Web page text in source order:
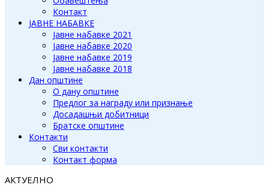
Контакт
ЈАВНЕ НАБАВКЕ
Јавне набавке 2021
Јавне набавке 2020
Јавне набавке 2019
Јавне набавке 2018
Дан општине
О дану општине
Предлог за награду или признање
Досадашњи добитници
Братске општине
Контакти
Сви контакти
Контакт форма
АКТУЕЛНО